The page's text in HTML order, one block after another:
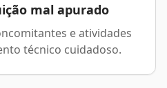
mal apurado
e atividades
técnico cuidadoso.